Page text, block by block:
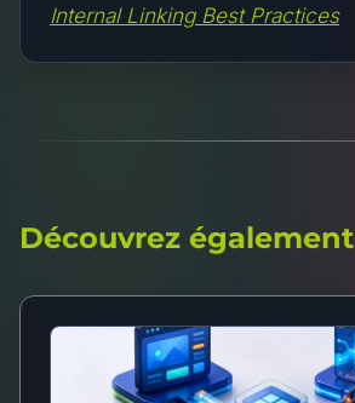
Internal Linking Best Practices
Découvrez également